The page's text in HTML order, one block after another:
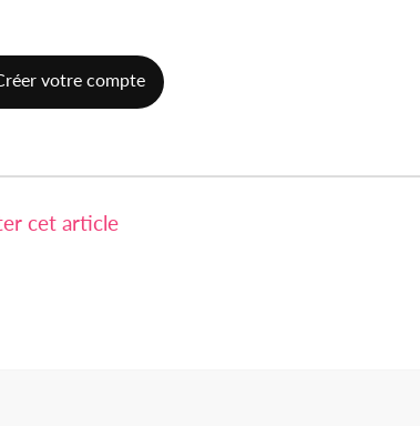
votre compte
cet article